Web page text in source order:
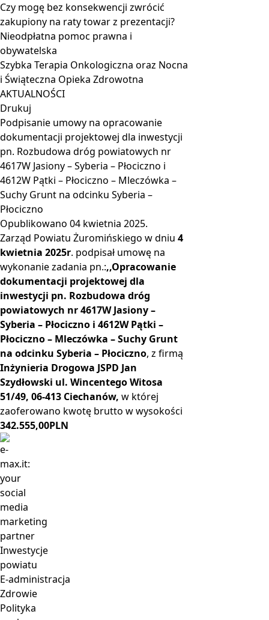
Czy mogę bez konsekwencji zwrócić
zakupiony na raty towar z prezentacji?
Nieodpłatna pomoc prawna i
obywatelska
Szybka Terapia Onkologiczna oraz Nocna
i Świąteczna Opieka Zdrowotna
AKTUALNOŚCI
Drukuj
Podpisanie umowy na opracowanie
dokumentacji projektowej dla inwestycji
pn. Rozbudowa dróg powiatowych nr
4617W Jasiony – Syberia – Płociczno i
4612W Pątki – Płociczno – Mleczówka –
Suchy Grunt na odcinku Syberia –
Płociczno
Opublikowano 04 kwietnia 2025.
Zarząd Powiatu Żuromińskiego w dniu 4
kwietnia 2025r. podpisał umowę na
wykonanie zadania pn.:,,Opracowanie
dokumentacji projektowej dla
inwestycji pn. Rozbudowa dróg
powiatowych nr 4617W Jasiony –
Syberia – Płociczno i 4612W Pątki –
Płociczno – Mleczówka – Suchy Grunt
na odcinku Syberia – Płociczno, z firmą
Inżynieria Drogowa JSPD Jan
Szydłowski ul. Wincentego Witosa
51/49, 06-413 Ciechanów, w której
zaoferowano kwotę brutto w wysokości
342.555,00PLN
Inwestycje
powiatu
E-administracja
Zdrowie
Polityka